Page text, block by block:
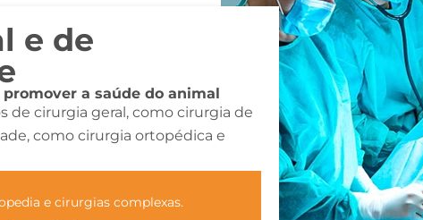
e de
a saúde do animal
de cirurgia geral, como cirurgia de
como cirurgia ortopédica e
e cirurgias complexas.